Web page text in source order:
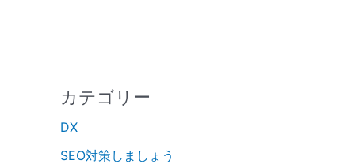
カテゴリー
DX
SEO対策しましょう